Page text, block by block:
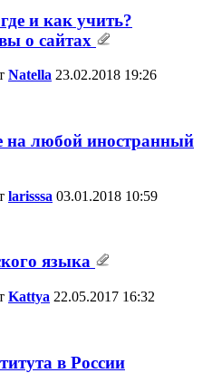
и как учить?
о сайтах
Natella 23.02.2018 19:26
на любой иностранный
larisssa 03.01.2018 10:59
языка
Kattya 22.05.2017 16:32
в России